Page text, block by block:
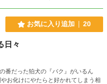
お気に入り追加 20
日々
番だった狛犬の『バク』がいるん